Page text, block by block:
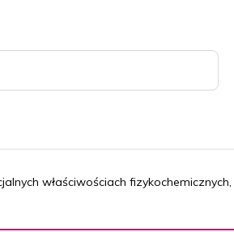
właściwościach